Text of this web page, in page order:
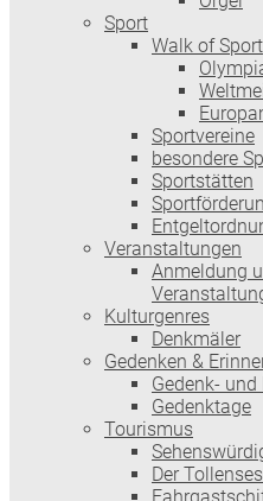
Sport
Walk of Sport
Sportvereine
besondere
Sportstätten
Veranstaltungen
Anmeldung
Kulturgenres
Denkmäler
Gedenken &
Gedenk-
Gedenktage
Tourismus
Der